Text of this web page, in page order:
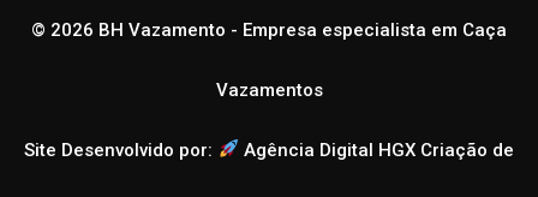
© 2026 BH Vazamento - Empresa especialista em Caça
Vazamentos
Site Desenvolvido por: Agência Digital HGX Criação de